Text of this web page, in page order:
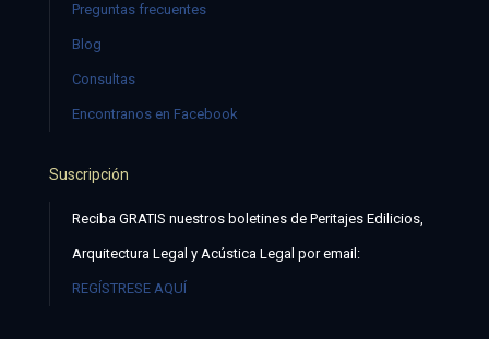
Preguntas frecuentes
Blog
Consultas
Encontranos en Facebook
Suscripción
Reciba GRATIS nuestros boletines de Peritajes Edilicios,
Arquitectura Legal y Acústica Legal por email:
REGÍSTRESE AQUÍ